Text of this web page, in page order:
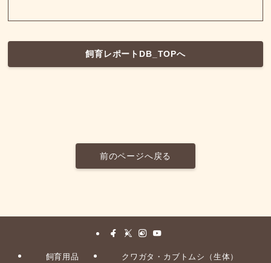
飼育レポートDB_TOPへ
前のページへ戻る
飼育用品
クワガタ・カブトムシ（生体）